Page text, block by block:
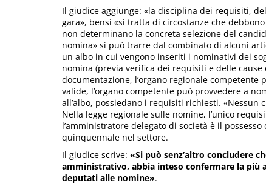
Il giudice aggiunge: «la disciplina dei requisiti,
gara», bensì «si tratta di circostanze che
non determinano la concreta selezione del
nomina» si può trarre dal combinato di alcuni
un albo in cui vengono inseriti i nominativi dei
nomina (previa verifica dei requisiti e delle
documentazione, l’organo regionale
valide, l’organo competente può provvedere a
all’albo, possiedano i requisiti richiesti.
Nella legge regionale sulle nomine, l’unico
l’amministratore delegato di società è il
quinquennale nel settore.
Il giudice scrive: «Si può senz’altro concludere
amministrativo, abbia inteso confermare la più
deputati alle nomine».